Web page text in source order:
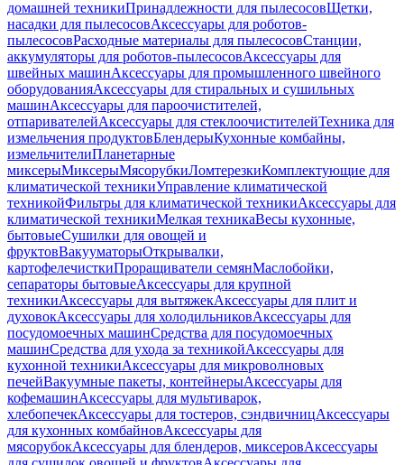
домашней техникиПринадлежности для пылесосовЩетки,
насадки для пылесосовАксессуары для роботов-
пылесосовРасходные материалы для пылесосовСтанции,
аккумуляторы для роботов-пылесосовАксессуары для
швейных машинАксессуары для промышленного швейного
оборудованияАксессуары для стиральных и сушильных
машинАксессуары для пароочистителей,
отпаривателейАксессуары для стеклоочистителейТехника для
измельчения продуктовБлендерыКухонные комбайны,
измельчителиПланетарные
миксерыМиксерыМясорубкиЛомтерезкиКомплектующие для
климатической техникиУправление климатической
техникойФильтры для климатической техникиАксессуары для
климатической техникиМелкая техникаВесы кухонные,
бытовыеСушилки для овощей и
фруктовВакууматорыОткрывалки,
картофелечисткиПроращиватели семянМаслобойки,
сепараторы бытовыеАксессуары для крупной
техникиАксессуары для вытяжекАксессуары для плит и
духовокАксессуары для холодильниковАксессуары для
посудомоечных машинСредства для посудомоечных
машинСредства для ухода за техникойАксессуары для
кухонной техникиАксессуары для микроволновых
печейВакуумные пакеты, контейнерыАксессуары для
кофемашинАксессуары для мультиварок,
хлебопечекАксессуары для тостеров, сэндвичницАксессуары
для кухонных комбайновАксессуары для
мясорубокАксессуары для блендеров, миксеровАксессуары